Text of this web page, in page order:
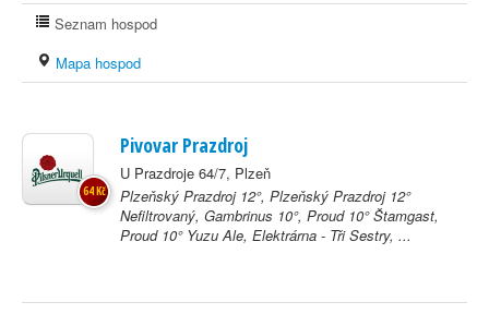
Seznam hospod
Mapa hospod
Pivovar Prazdroj
U Prazdroje 64/7, Plzeň
Plzeňský Prazdroj 12°, Plzeňský Prazdroj 12°
Nefiltrovaný, Gambrinus 10°, Proud 10° Štamgast,
Proud 10° Yuzu Ale, Elektrárna - Tři Sestry, ...
64 Kč